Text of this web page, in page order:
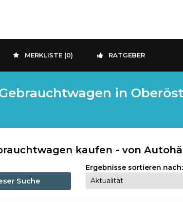
MERKLISTE (0) RATGEBER
in
kaufen - von
Suche
Ergebnisse sortieren nach: